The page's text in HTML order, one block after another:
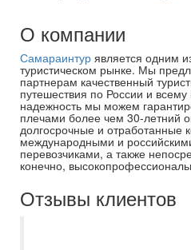
О компании
Самараинтур является одним
туристическом рынке. Мы
партнерам качественный
путешествия по России и
надежность мы можем
плечами более чем 30-летний
долгосрочные и отработанные
международными и
перевозчиками, а также
конечно,
Отзывы клиентов